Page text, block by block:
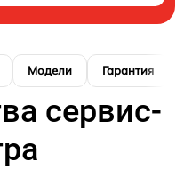
Модели Гарантия
сервис-